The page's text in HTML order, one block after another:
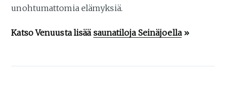
unohtumattomia elämyksiä.
Katso Venuusta lisää saunatiloja Seinäjoella»